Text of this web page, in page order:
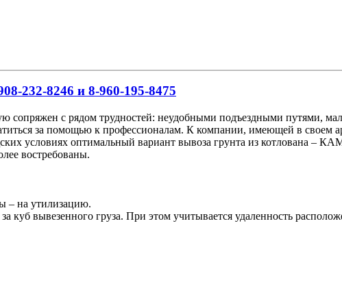
232-8246 и 8-960-195-8475
сопряжен с рядом трудностей: неудобными подъездными путями,
за помощью к профессионалам. К компании, имеющей в своем
условиях оптимальный вариант вывоза грунта из котлована –
востребованы.
– на утилизацию.
куб вывезенного груза. При этом учитывается удаленность